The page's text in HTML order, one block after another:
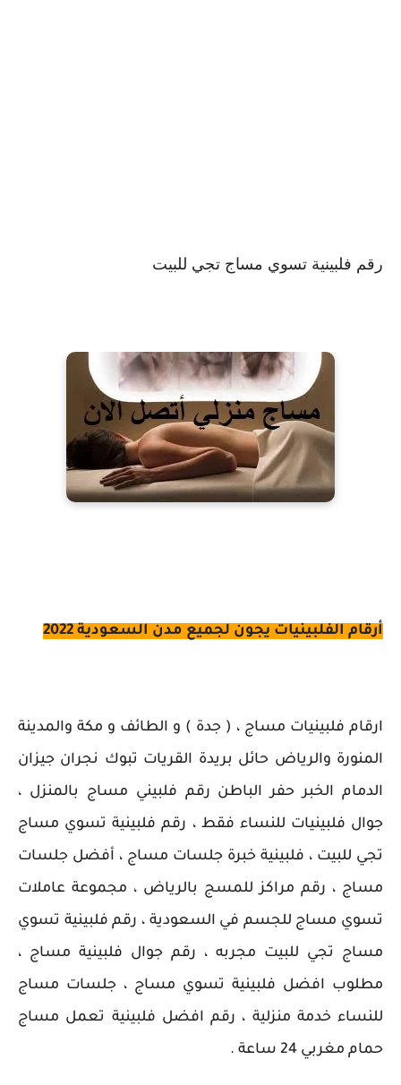
رقم فلبينية تسوي مساج تجي للبيت
أرقام الفلبينيات يجون لجميع مدن السعودية 2022
ارقام فلبينيات مساج ، ( جدة ) و الطائف و مكة والمدينة
المنورة والرياض حائل بريدة القريات تبوك نجران جيزان
الدمام الخبر حفر الباطن رقم فلبيني مساج بالمنزل ،
جوال فلبينيات للنساء فقط ، رقم فلبينية تسوي مساج
تجي للبيت ، فلبينية خبرة جلسات مساج ، أفضل جلسات
مساج ، رقم مراكز للمسج بالرياض ، مجموعة عاملات
تسوي مساج للجسم في السعودية ، رقم فلبينية تسوي
مساج تجي للبيت مجربه ، رقم جوال فلبينية مساج ،
مطلوب افضل فلبينية تسوي مساج ، جلسات مساج
للنساء خدمة منزلية ، رقم افضل فلبينية تعمل مساج
حمام مغربي 24 ساعة .